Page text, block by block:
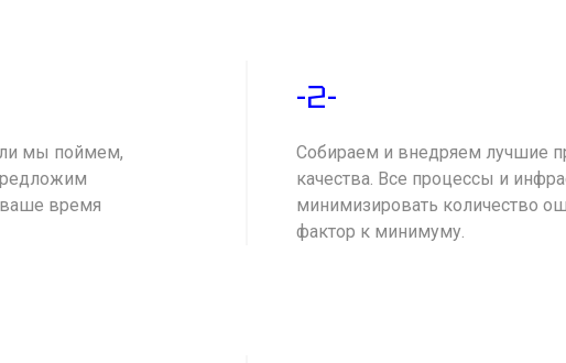
мы поймем,
ваше время
-2-
Собираем и внедряем лучшие
качества. Все процессы и
минимизировать количество
фактор к минимуму.